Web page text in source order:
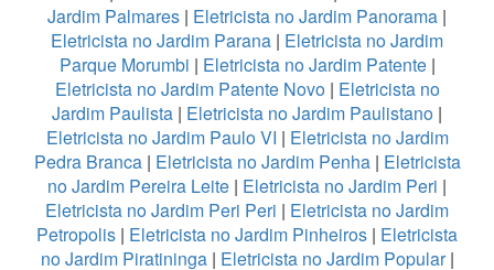
Jardim Palmares | Eletricista no Jardim Panorama |
Eletricista no Jardim Parana | Eletricista no Jardim
Parque Morumbi | Eletricista no Jardim Patente|
Eletricista no Jardim Patente Novo| Eletricista no
Jardim Paulista | Eletricista no Jardim Paulistano |
Eletricista no Jardim Paulo VI | Eletricista no Jardim
Pedra Branca| Eletricista no Jardim Penha| Eletricista
no Jardim Pereira Leite | Eletricista no Jardim Peri |
Eletricista no Jardim Peri Peri | Eletricista no Jardim
Petropolis | Eletricista no Jardim Pinheiros | Eletricista
no Jardim Piratininga| Eletricista no Jardim Popular|